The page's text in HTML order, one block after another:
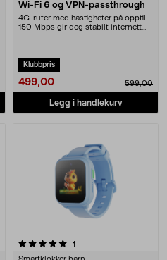
Wi-Fi 6 og VPN-passthrough
4G-ruter med hastigheter på opptil
150 Mbps gir deg stabilt internett
Klubbpris
499,00 599,00
Legg i handlekurv
1